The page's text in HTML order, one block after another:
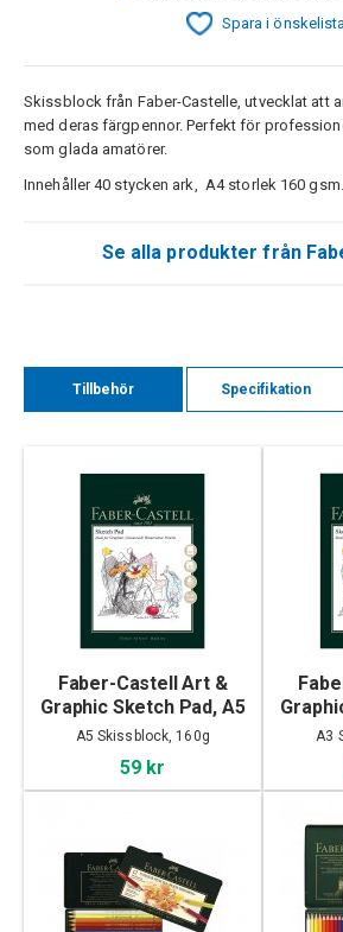
Spara i
Skissblock från Faber-Castelle, utvecklat att
med deras färgpennor. Perfekt för
som glada amatörer.
Innehåller 40 stycken ark, A4 storlek 160 gsm.
Se alla produkter från
Tillbehör Specifikation
Faber-Castell Art &
Graphic Sketch Pad, A5
A5 Skissblock, 160g
59 kr
A3